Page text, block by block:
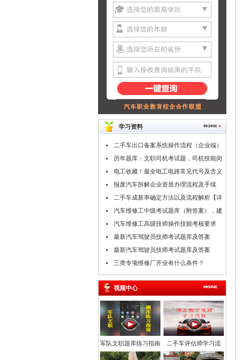
学习资料
二手车出口备案系统操作流程（企业端）
历年题库：文职司机考试题，司机技能岗
专业知识考试题库
电工收藏！最全电工电路常见代号及含义
报废汽车拆解企业资质办理流程及手续
二手车成新率确定方法以及流程解析【详
解】
汽车维修工中级考试题库（附答案），建
议收藏！
汽车维修工高级技师操作技能考核要求
（附职业技能鉴定考试题库）
最新汽车驾驶员技师考试题库及答案
（二）
最新汽车驾驶员技师考试题库及答案
（一）
三类专项维修厂开业有什么条件？
视频中心
军队文职题库练习指南
二手车评估师学习流
程-汽车网校